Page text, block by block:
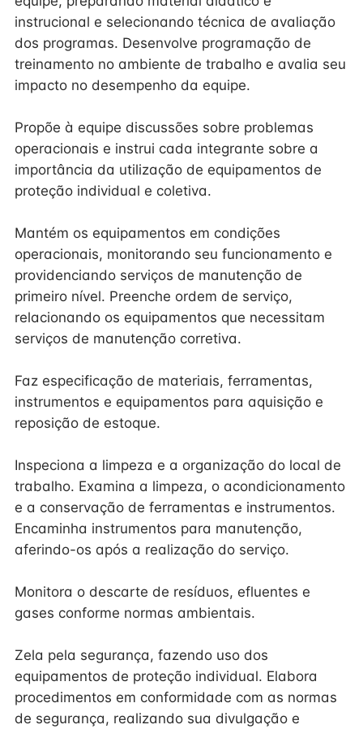
instrucional e selecionando técnica de avaliação
dos programas. Desenvolve programação de
treinamento no ambiente de trabalho e avalia seu
impacto no desempenho da equipe.
Propõe à equipe discussões sobre problemas
operacionais e instrui cada integrante sobre a
importância da utilização de equipamentos de
proteção individual e coletiva.
Mantém os equipamentos em condições
operacionais, monitorando seu funcionamento e
providenciando serviços de manutenção de
primeiro nível. Preenche ordem de serviço,
relacionando os equipamentos que necessitam
serviços de manutenção corretiva.
Faz especificação de materiais, ferramentas,
instrumentos e equipamentos para aquisição e
reposição de estoque.
Inspeciona a limpeza e a organização do local de
trabalho. Examina a limpeza, o acondicionamento
e a conservação de ferramentas e instrumentos.
Encaminha instrumentos para manutenção,
aferindo-os após a realização do serviço.
Monitora o descarte de resíduos, efluentes e
gases conforme normas ambientais.
Zela pela segurança, fazendo uso dos
equipamentos de proteção individual. Elabora
procedimentos em conformidade com as normas
de segurança, realizando sua divulgação e